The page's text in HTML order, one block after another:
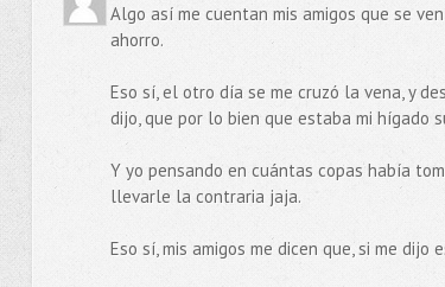
Algo así me cuentan mis amigos que se
ahorro.
Eso sí, el otro día se me cruzó la vena, y
dijo, que por lo bien que estaba mi hígado
Y yo pensando en cuántas copas había
llevarle la contraria jaja.
Eso sí, mis amigos me dicen que, si me